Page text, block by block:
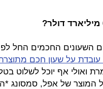
השעונים החכמים החל
על שעון חכם
ואולי אף יוכל לשלוט
המוצר של אפל, סמסונג